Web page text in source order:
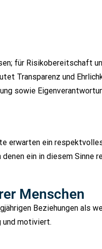
für Risikobereitschaft
Transparenz und
sowie
erwarten ein
denen ein in diesem Sinne
Menschen
Beziehungen als
und motiviert.